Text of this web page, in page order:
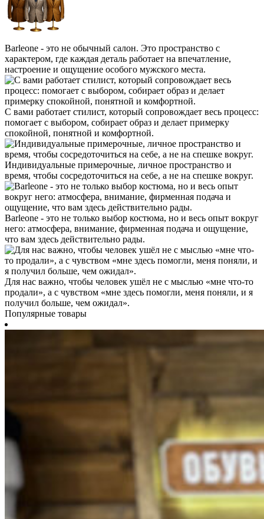
Barleone - это не обычный салон. Это пространство с
характером, где каждая деталь работает на впечатление,
настроение и ощущение особого мужского места.
С вами работает стилист, который сопровождает весь процесс:
помогает с выбором, собирает образ и делает примерку
спокойной, понятной и комфортной.
Индивидуальные примерочные, личное пространство и
время, чтобы сосредоточиться на себе, а не на спешке вокруг.
Barleone - это не только выбор костюма, но и весь опыт вокруг
него: атмосфера, внимание, фирменная подача и ощущение,
что вам здесь действительно рады.
Для нас важно, чтобы человек ушёл не с мыслью «мне что-то
продали», а с чувством «мне здесь помогли, меня поняли, и я
получил больше, чем ожидал».
Популярные товары